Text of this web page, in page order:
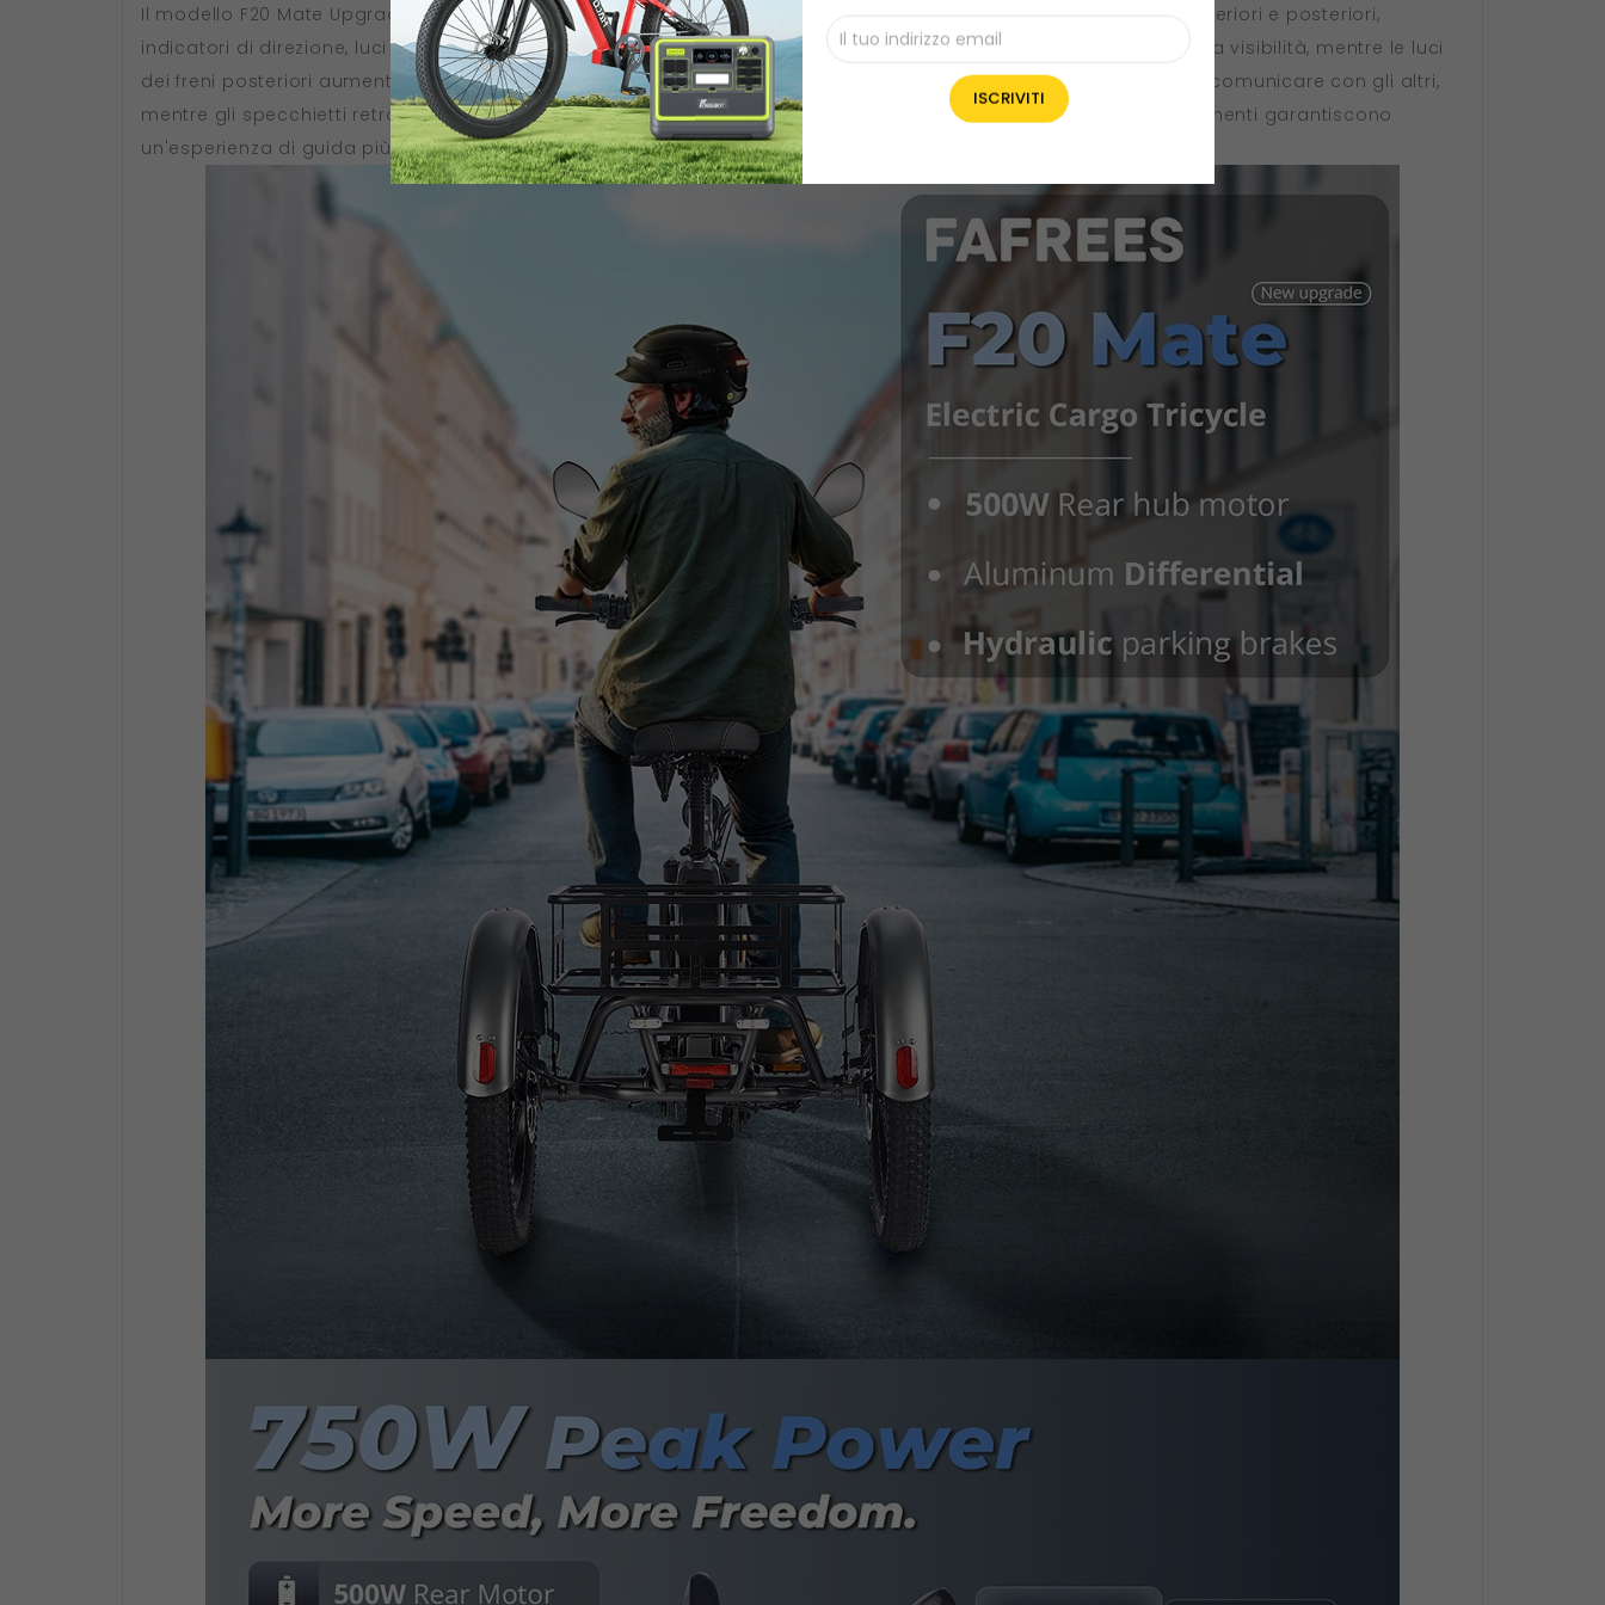
Il modello F20 Mate Upgrade è dotato di caratteristiche di illuminazione e sicurezza migliorate, tra cui luci LED anteriori e posteriori,
indicatori di direzione, luci di emergenza, clacson e specchietti retrovisori. I fari anteriori più luminosi migliorano la visibilità, mentre le luci
dei freni posteriori aumentano la sicurezza. Gli indicatori di direzione, le luci di emergenza e il clacson aiutano a comunicare con gli altri,
mentre gli specchietti retrovisori offrono una migliore comprensione dell'ambiente circostante. Questi aggiornamenti garantiscono
un'esperienza di guida più sicura e comoda.